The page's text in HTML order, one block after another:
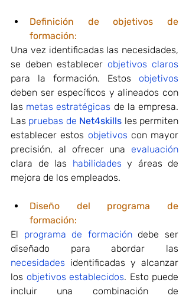
Definición de objetivos de
formación:
Una vez identificadas las necesidades,
se deben establecer objetivos claros
para la formación. Estos objetivos
deben ser específicos y alineados con
las metas estratégicas de la empresa.
Las pruebas de Net4skills les permiten
establecer estos objetivos con mayor
precisión, al ofrecer una evaluación
clara de las habilidades y áreas de
mejora de los empleados.
Diseño del programa de
formación:
El programa de formación debe ser
diseñado para abordar las
necesidades identificadas y alcanzar
los objetivos establecidos. Esto puede